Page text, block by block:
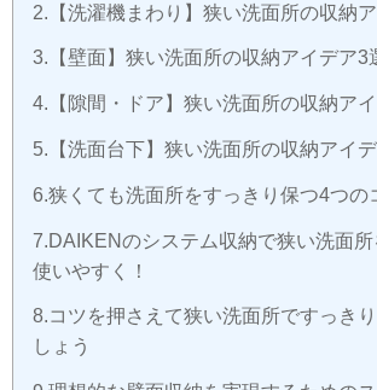
【洗濯機まわり】狭い洗面所の収納
【壁面】狭い洗面所の収納アイデア3
【隙間・ドア】狭い洗面所の収納ア
【洗面台下】狭い洗面所の収納アイ
狭くても洗面所をすっきり保つ4つの
DAIKENのシステム収納で狭い洗面
使いやすく！
コツを押さえて狭い洗面所ですっき
しょう